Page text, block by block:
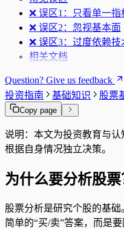
❌ 误区1：只看单一指
❌ 误区2：忽视基本面
❌ 误区3：过度依赖技
相关文档
Question? Give us feedback
投资指南 基础知识 股票
Copy page
说明：本文为投资教育与
根据自身情况独立决策。
为什么要分析股票
股票分析是研究个股的基
简单的“买/卖”答案，而是要